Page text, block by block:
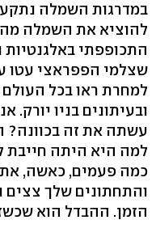
במדרגות השמלה
להוציא את השמלה
התכופפתי באלגנטיות
שצלמי הפפראצי עטו
למחרת ראו בכל
ובעיתונים בניו
עשתה את זה בכוונה?
למה היא היתה חייבת
כמה פעמים, כאשה, את
והתחתונים שלך צצים
הזמן. ההבדל הוא